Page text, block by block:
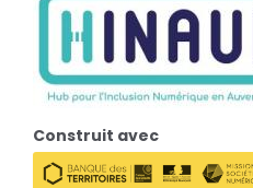
Construit avec